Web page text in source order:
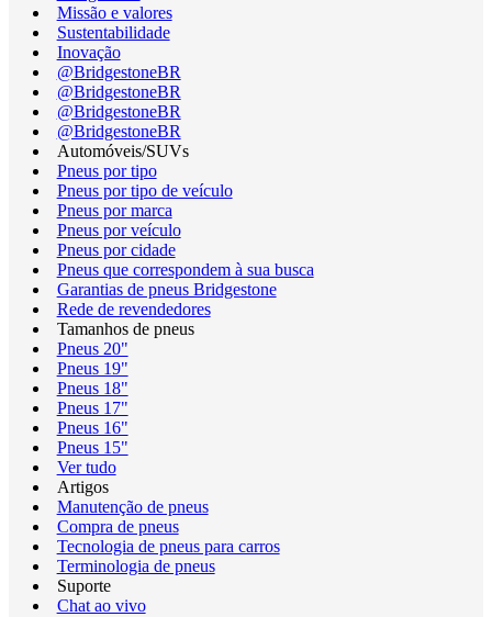
Missão e valores
Sustentabilidade
Inovação
@BridgestoneBR
@BridgestoneBR
@BridgestoneBR
@BridgestoneBR
Automóveis/SUVs
Pneus por tipo
Pneus por tipo de veículo
Pneus por marca
Pneus por veículo
Pneus por cidade
Pneus que correspondem à sua busca
Garantias de pneus Bridgestone
Rede de revendedores
Tamanhos de pneus
Pneus 20"
Pneus 19"
Pneus 18"
Pneus 17"
Pneus 16"
Pneus 15"
Ver tudo
Artigos
Manutenção de pneus
Compra de pneus
Tecnologia de pneus para carros
Terminologia de pneus
Suporte
Chat ao vivo